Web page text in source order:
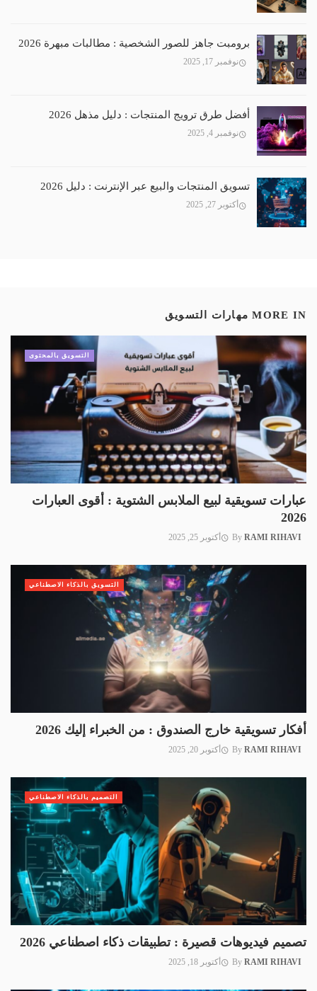
برومبت جاهز للصور الشخصية : مطالبات مبهرة 2026
نوفمبر 17, 2025
أفضل طرق ترويج المنتجات : دليل مذهل 2026
نوفمبر 4, 2025
تسويق المنتجات والبيع عبر الإنترنت : دليل 2026
أكتوبر 27, 2025
MORE IN مهارات التسويق
عبارات تسويقية لبيع الملابس الشتوية : أقوى العبارات
2026
By RAMI RIHAVI أكتوبر 25, 2025
التسويق بالمحتوى
أفكار تسويقية خارج الصندوق : من الخبراء إليك 2026
By RAMI RIHAVI أكتوبر 20, 2025
التسويق بالذكاء الاصطناعي
تصميم فيديوهات قصيرة : تطبيقات ذكاء اصطناعي 2026
By RAMI RIHAVI أكتوبر 18, 2025
التصميم بالذكاء الاصطناعي